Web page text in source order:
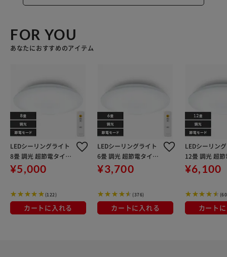
FOR YOU
あなたにおすすめのアイテム
LEDシーリングライト
8畳 調光 超節電タイプ
節電 リビング 照明 CE
P8D-7.0
¥5,000
(122)
カートに入れる
LEDシーリングライト
6畳 調光 超節電タイプ
節電 リビング 照明 CE
P6D-7.0
¥3,700
(376)
カートに入れる
LEDシーリン
12畳 調光 超
プ 節電 リビン
CEP12D-7.0
¥6,100
カート